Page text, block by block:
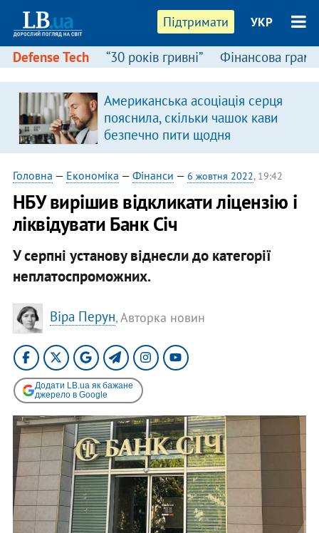
Підтримати УКР
Defense Tech “30 років гривні” Фінансова
Американська асоціація серця
пояснила, скільки чашок кави
безпечно пити щодня
Головна — Економіка — Фінанси — 6 жовтня 2022, 19:42
НБУ вирішив відкликати ліцензію і
ліквідувати Банк Січ
У серпні установу віднесли до категорії
неплатоспроможних.
Віра Перун, Авторка новин
Додати LB.ua як бажане
джерело в Google